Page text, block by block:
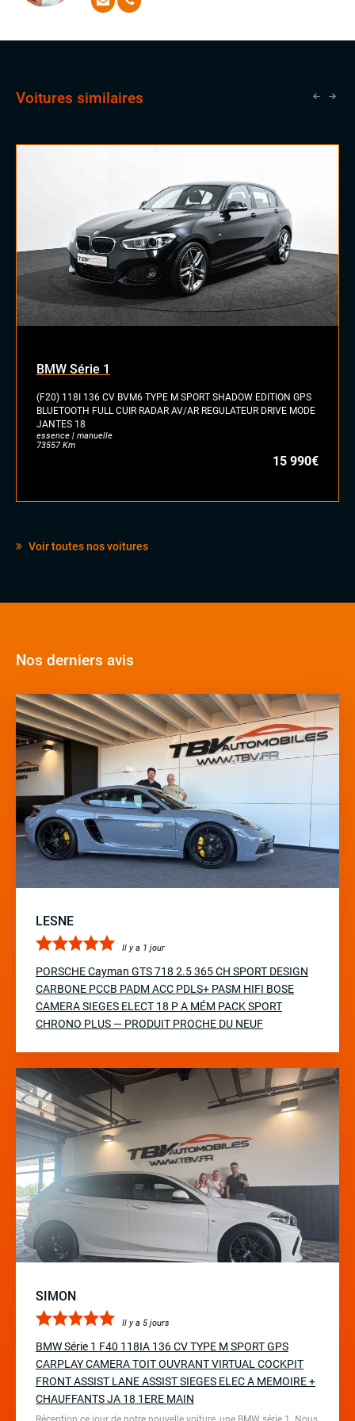
attentes les plus exigeantes avec aisance
Voitures similaires
BMW Série 1
(F20) 118I 136 CV BVM6 TYPE M SPORT SHADOW EDITION GPS
BLUETOOTH FULL CUIR RADAR AV/AR REGULATEUR DRIVE MODE
JANTES 18
essence | manuelle
73557 Km
15 990€
Voir toutes nos voitures
Nos derniers avis
LESNE
Il y a 1 jour
PORSCHE Cayman GTS 718 2.5 365 CH SPORT DESIGN
CARBONE PCCB PADM ACC PDLS+ PASM HIFI BOSE
CAMERA SIEGES ELECT 18 P A MÉM PACK SPORT
CHRONO PLUS — PRODUIT PROCHE DU NEUF
SIMON
Il y a 5 jours
BMW Série 1 F40 118IA 136 CV TYPE M SPORT GPS
CARPLAY CAMERA TOIT OUVRANT VIRTUAL COCKPIT
FRONT ASSIST LANE ASSIST SIEGES ELEC A MEMOIRE +
CHAUFFANTS JA 18 1ERE MAIN